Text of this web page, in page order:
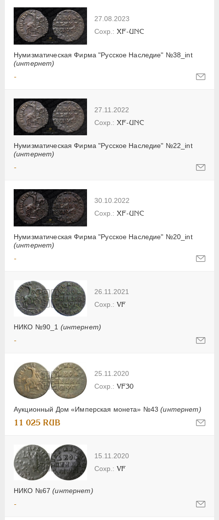
27.08.2023
Нумизматическая Фирма "Русское Наследие" №38_int
(интернет)
XF-UNC
-
27.11.2022
Нумизматическая Фирма "Русское Наследие" №22_int
(интернет)
XF-UNC
-
30.10.2022
Нумизматическая Фирма "Русское Наследие" №20_int
(интернет)
XF-UNC
-
26.11.2021
НИКО №90_1 (интернет)
VF
-
25.11.2020
Аукционный Дом «Имперская монета» №43(интернет)
VF30
11 025 RUB
15.11.2020
НИКО №67(интернет)
VF
-